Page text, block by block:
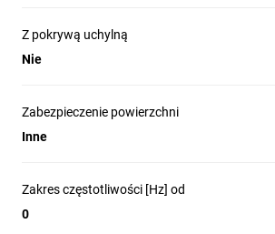
Z pokrywą uchylną
Nie
Zabezpieczenie powierzchni
Inne
Zakres częstotliwości [Hz] od
0